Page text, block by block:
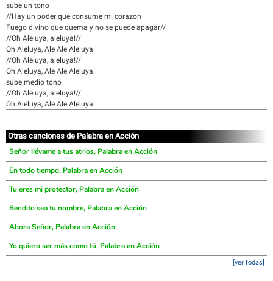
sube un tono
//Hay un poder que consume mi corazon
Fuego divino que quema y no se puede apagar//
//Oh Aleluya, aleluya!//
Oh Aleluya, Ale Ale Aleluya!
//Oh Aleluya, aleluya!//
Oh Aleluya, Ale Ale Aleluya!
sube medio tono
//Oh Aleluya, aleluya!//
Oh Aleluya, Ale Ale Aleluya!
Otras canciones de Palabra en Acción
Señor llévame a tus atrios, Palabra en Acción
En todo tiempo, Palabra en Acción
Tu eres mi protector, Palabra en Acción
Bendito sea tu nombre, Palabra en Acción
Ahora Señor, Palabra en Acción
Yo quiero ser más como tú, Palabra en Acción
[ver todas]